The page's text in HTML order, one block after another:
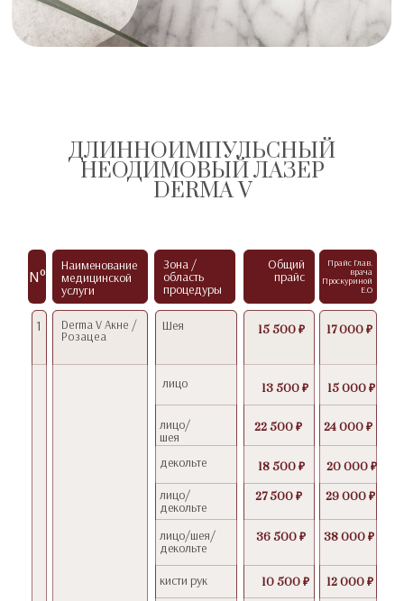
38 000 ₽
лицо/шея/
декольте
29 000 ₽
лицо/
декольте
20 000 ₽
лицо/
шея
декольте
24 000 ₽
15 000 ₽
12 000 ₽
кисти рук
1
Derma V Акне /
Розацеа
Наименование
медицинской
услуги
Зона /
область
процедуры
Прайс Глав.
врача
Проскуриной
Е.О
Шея 17 000 ₽
N°
36 500 ₽
27 500 ₽
18 500 ₽
22 500 ₽
13 500 ₽
10 500 ₽
Общий
прайс
15 500 ₽
лицо
ДЛИННОИМПУЛЬСНЫЙ
НЕОДИМОВЫЙ ЛАЗЕР
DERMA V